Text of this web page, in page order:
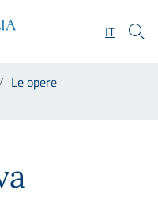
IT
Le opere